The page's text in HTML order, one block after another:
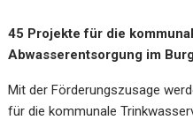
45 Projekte für die
Abwasserentsorgung im
Mit der Förderungszusage
für die kommunale